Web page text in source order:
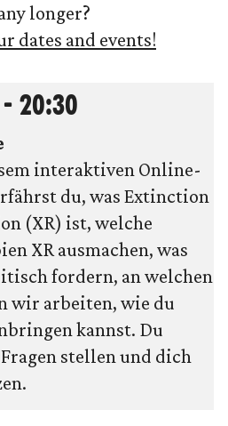
longer?
dates and events!
20:30
interaktiven Online-
du, was Extinction
(XR) ist, welche
XR ausmachen, was
fordern, an welchen
wir arbeiten, wie du
kannst. Du
stellen und dich